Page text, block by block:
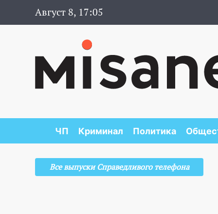
Август 8, 17:05
ЧП Криминал Политика
Все выпуски Справедливого телефона